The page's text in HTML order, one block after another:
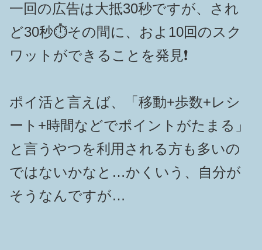
一回の広告は大抵30秒ですが、され
ど30秒⏱️その間に、およ10回のスク
ワットができることを発見❗️
ポイ活と言えば、「移動+歩数+レシ
ート+時間などでポイントがたまる」
と言うやつを利用される方も多いの
ではないかなと…かくいう、自分が
そうなんですが…